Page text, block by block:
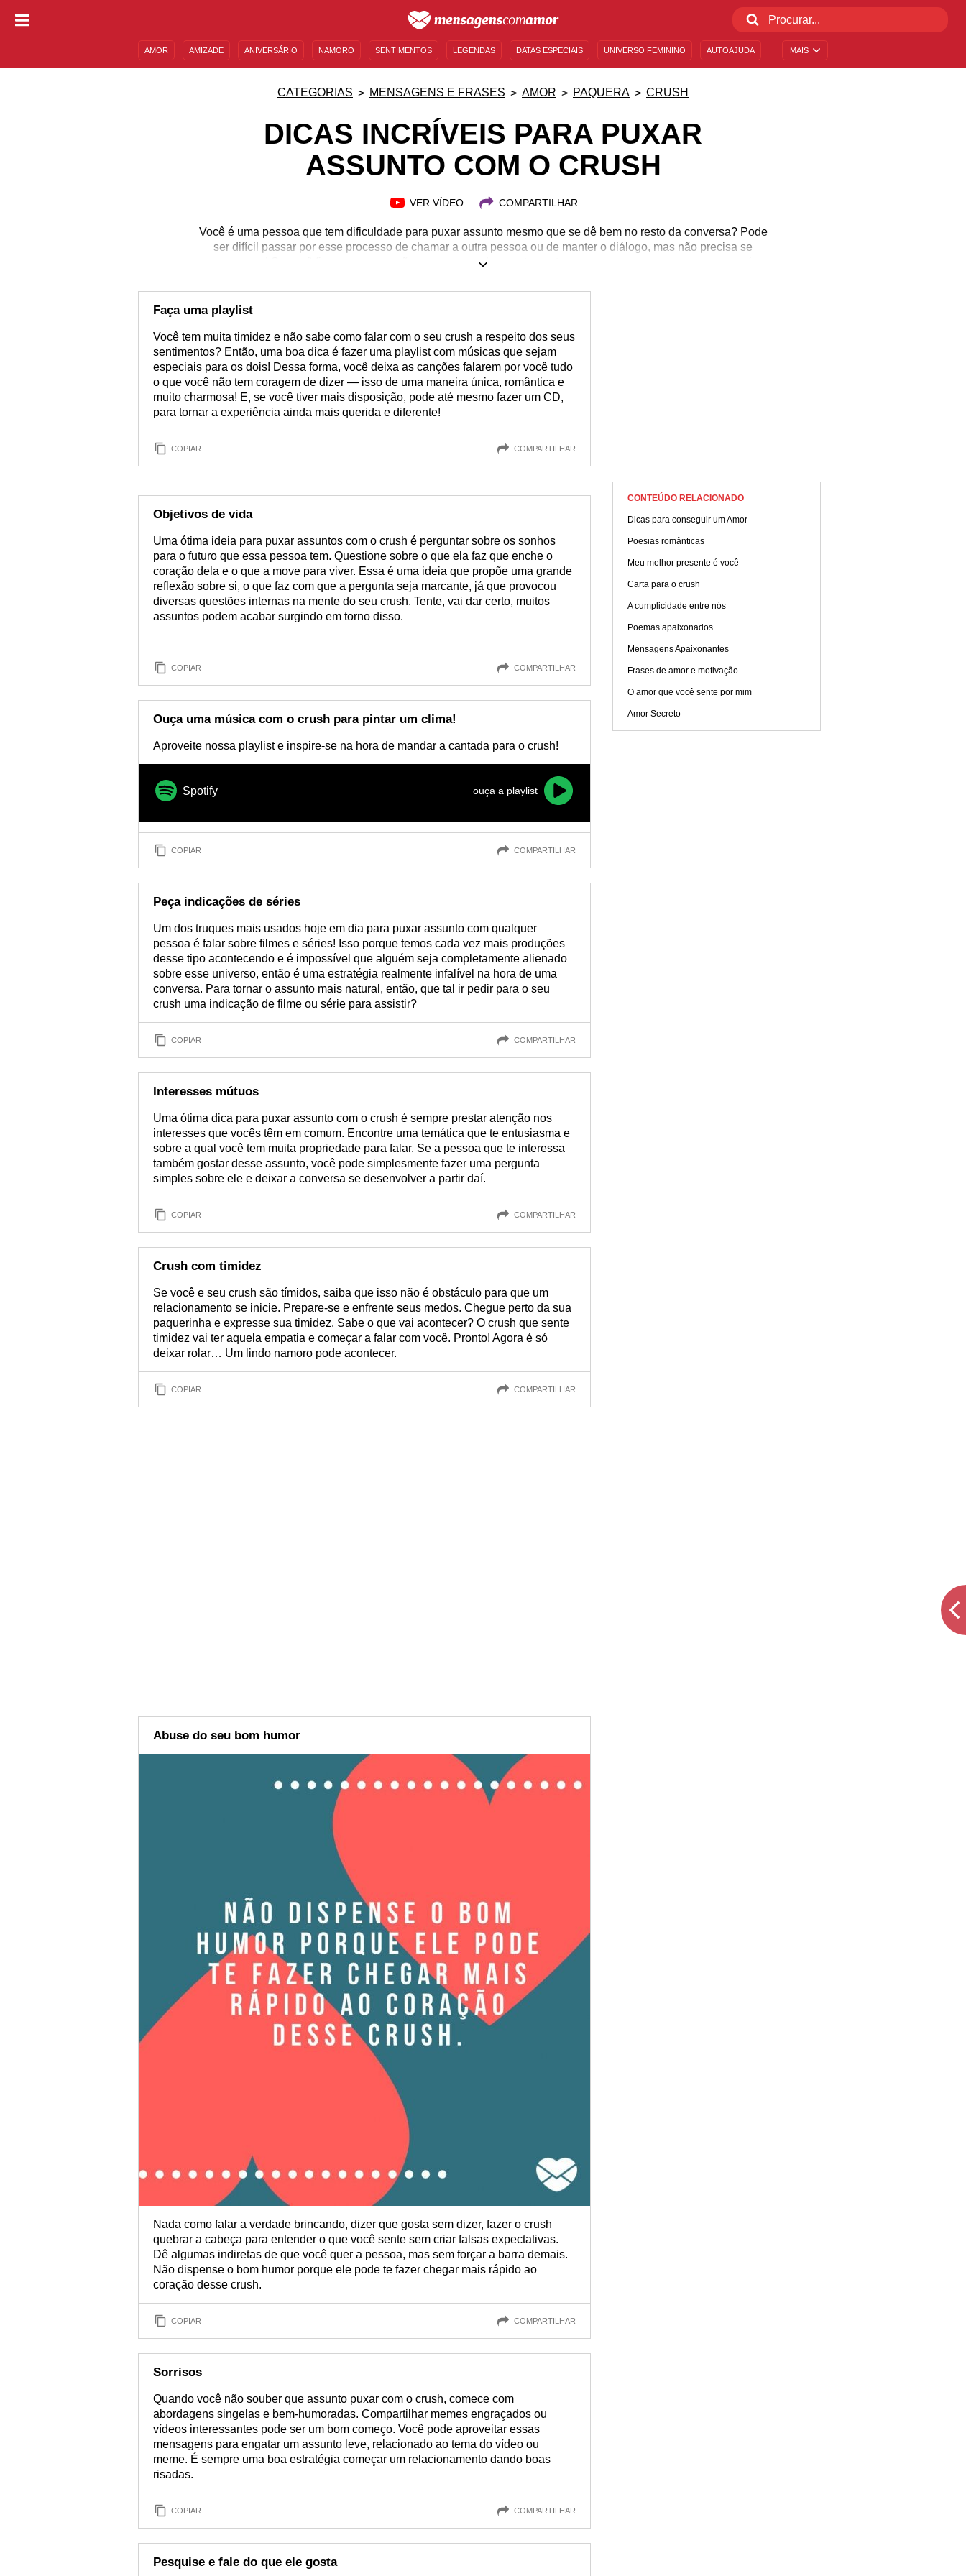
MAIS
AMOR AMIZADE ANIVERSÁRIO NAMORO SENTIMENTOS LEGENDAS DATAS ESPECIAIS UNIVERSO FEMININO AUTOAJUDA
CATEGORIAS MENSAGENS E FRASES AMOR PAQUERA CRUSH
DICAS INCRÍVEIS PARA PUXAR
ASSUNTO COM O CRUSH
VER VÍDEO COMPARTILHAR
Você é uma pessoa que tem dificuldade para puxar assunto mesmo que se dê bem no resto da conversa? Pode
ser difícil passar por esse processo de chamar a outra pessoa ou de manter o diálogo, mas não precisa se
preocupar! Se você ficar com o coração em paz e souber exatamente como conversar com essa pessoa, é
puxar assunto com o crush. Aprenda a manter o papo interessante e deixe essa pessoa curiosa para saber mais
Faça uma playlist
Você tem muita timidez e não sabe como falar com o seu crush a respeito dos seus
sentimentos? Então, uma boa dica é fazer uma playlist com músicas que sejam
especiais para os dois! Dessa forma, você deixa as canções falarem por você tudo
o que você não tem coragem de dizer — isso de uma maneira única, romântica e
muito charmosa! E, se você tiver mais disposição, pode até mesmo fazer um CD,
para tornar a experiência ainda mais querida e diferente!
COPIAR COMPARTILHAR
Objetivos de vida
Uma ótima ideia para puxar assuntos com o crush é perguntar sobre os sonhos
para o futuro que essa pessoa tem. Questione sobre o que ela faz que enche o
coração dela e o que a move para viver. Essa é uma ideia que propõe uma grande
reflexão sobre si, o que faz com que a pergunta seja marcante, já que provocou
diversas questões internas na mente do seu crush. Tente, vai dar certo, muitos
assuntos podem acabar surgindo em torno disso.
COPIAR COMPARTILHAR
Ouça uma música com o crush para pintar um clima!
Aproveite nossa playlist e inspire-se na hora de mandar a cantada para o crush!
Spotify ouça a playlist
COPIAR COMPARTILHAR
Peça indicações de séries
Um dos truques mais usados hoje em dia para puxar assunto com qualquer
pessoa é falar sobre filmes e séries! Isso porque temos cada vez mais produções
desse tipo acontecendo e é impossível que alguém seja completamente alienado
sobre esse universo, então é uma estratégia realmente infalível na hora de uma
conversa. Para tornar o assunto mais natural, então, que tal ir pedir para o seu
crush uma indicação de filme ou série para assistir?
COPIAR COMPARTILHAR
Interesses mútuos
Uma ótima dica para puxar assunto com o crush é sempre prestar atenção nos
interesses que vocês têm em comum. Encontre uma temática que te entusiasma e
sobre a qual você tem muita propriedade para falar. Se a pessoa que te interessa
também gostar desse assunto, você pode simplesmente fazer uma pergunta
simples sobre ele e deixar a conversa se desenvolver a partir daí.
COPIAR COMPARTILHAR
Crush com timidez
Se você e seu crush são tímidos, saiba que isso não é obstáculo para que um
relacionamento se inicie. Prepare-se e enfrente seus medos. Chegue perto da sua
paquerinha e expresse sua timidez. Sabe o que vai acontecer? O crush que sente
timidez vai ter aquela empatia e começar a falar com você. Pronto! Agora é só
deixar rolar… Um lindo namoro pode acontecer.
COPIAR COMPARTILHAR
Abuse do seu bom humor
Nada como falar a verdade brincando, dizer que gosta sem dizer, fazer o crush
quebrar a cabeça para entender o que você sente sem criar falsas expectativas.
Dê algumas indiretas de que você quer a pessoa, mas sem forçar a barra demais.
Não dispense o bom humor porque ele pode te fazer chegar mais rápido ao
coração desse crush.
COPIAR COMPARTILHAR
Sorrisos
Quando você não souber que assunto puxar com o crush, comece com
abordagens singelas e bem-humoradas. Compartilhar memes engraçados ou
vídeos interessantes pode ser um bom começo. Você pode aproveitar essas
mensagens para engatar um assunto leve, relacionado ao tema do vídeo ou
meme. É sempre uma boa estratégia começar um relacionamento dando boas
risadas.
COPIAR COMPARTILHAR
Pesquise e fale do que ele gosta
CONTEÚDO RELACIONADO
Dicas para conseguir um Amor
Poesias românticas
Meu melhor presente é você
Carta para o crush
A cumplicidade entre nós
Poemas apaixonados
Mensagens Apaixonantes
Frases de amor e motivação
O amor que você sente por mim
Amor Secreto